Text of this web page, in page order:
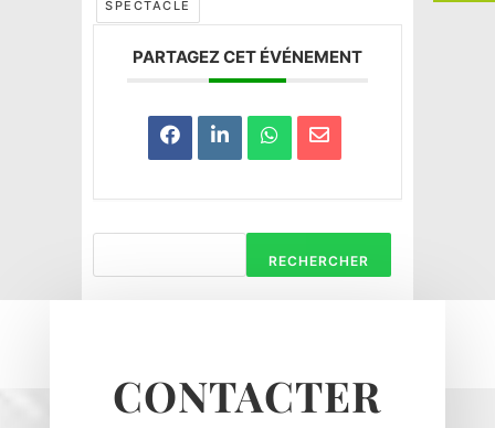
Le Heaulme
SPECTACLE
PARTAGEZ CET ÉVÉNEMENT
RECHERCHER
CONTACTER